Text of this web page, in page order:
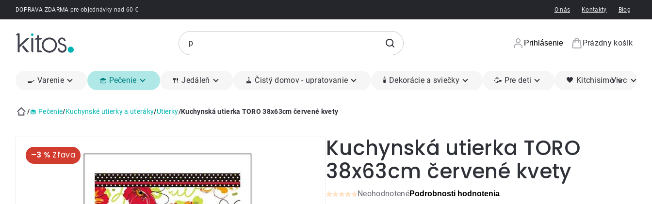
PrejsťDOPRAVA ZDARMA pre objednávky nad 60 € O nás Kontakty Blog
Prihlásenie
Nákupný
Prázdny košík
🍳 Varenie 🧁 Pečenie 🍴 Jedáleň 🧹 Čistý domov - upratovanie 🕯 Dekorácie a sviečky 🥳 Pre deti 🖤 KitchisimoViac
/🧁 Pečenie/Kuchynské utierky a uteráky/Utierky/Kuchynská utierka TORO 38x63cm červené kvety
–3 %
Kuchynská utierka TORO
38x63cm červené kvety
Priemerné
NeohodnotenéPodrobnosti hodnotenia